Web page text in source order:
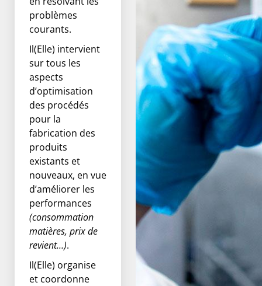
problèmes
courants.
Il(Elle) intervient
sur tous les
aspects
d’optimisation
des procédés
pour la
fabrication des
produits
existants et
nouveaux, en vue
d’améliorer les
performances
(consommation
matières, prix de
revient…).
Il(Elle) organise
et coordonne